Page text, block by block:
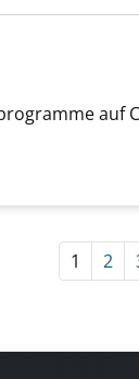
auf
1 2